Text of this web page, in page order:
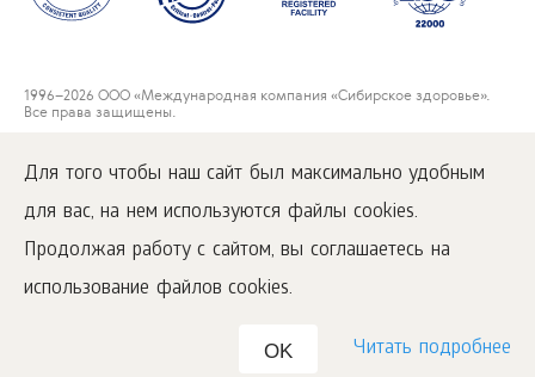
Для того чтобы наш сайт был максимально удобным
для вас, на нем используются файлы cookies.
Продолжая работу с сайтом, вы соглашаетесь на
использование файлов cookies.
OK Читать подробнее
1996–2026 ООО «Международная компания «Сибирское здоровье».
Все права защищены.
www.siberianwellness.com.
Пользовательское соглашение
Политика конфиденциальности